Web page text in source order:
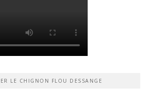
LE CHIGNON FLOU DESSANGE